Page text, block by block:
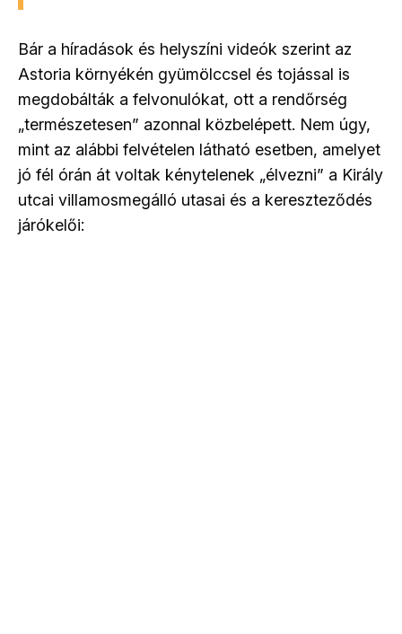
Bár a híradások és helyszíni videók szerint az
Astoria környékén gyümölccsel és tojással is
megdobálták a felvonulókat, ott a rendőrség
„természetesen” azonnal közbelépett. Nem úgy,
mint az alábbi felvételen látható esetben, amelyet
jó fél órán át voltak kénytelenek „élvezni” a Király
utcai villamosmegálló utasai és a kereszteződés
járókelői: